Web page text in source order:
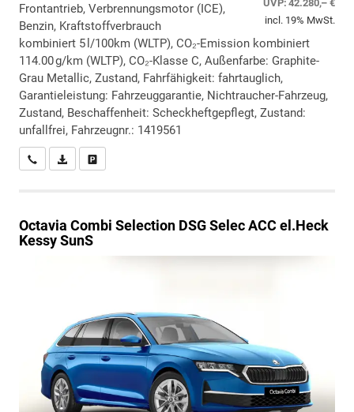
UVP:42.280,– €
incl. 19% MwSt.
Frontantrieb, Verbrennungsmotor (ICE),
Benzin, Kraftstoffverbrauch
kombiniert 5 l/100km (WLTP), CO₂-Emission kombiniert
114.00 g/km (WLTP), CO₂-Klasse C, Außenfarbe: Graphite-
Grau Metallic, Zustand, Fahrfähigkeit: fahrtauglich,
Garantieleistung: Fahrzeuggarantie, Nichtraucher-Fahrzeug,
Zustand, Beschaffenheit: Scheckheftgepflegt, Zustand:
unfallfrei, Fahrzeugnr.: 1419561
Wir rufen Sie anPDF-Datei, Fahrzeugexposé drucken
Octavia Combi Selection DSG Selec ACC el.Heck
Kessy SunS